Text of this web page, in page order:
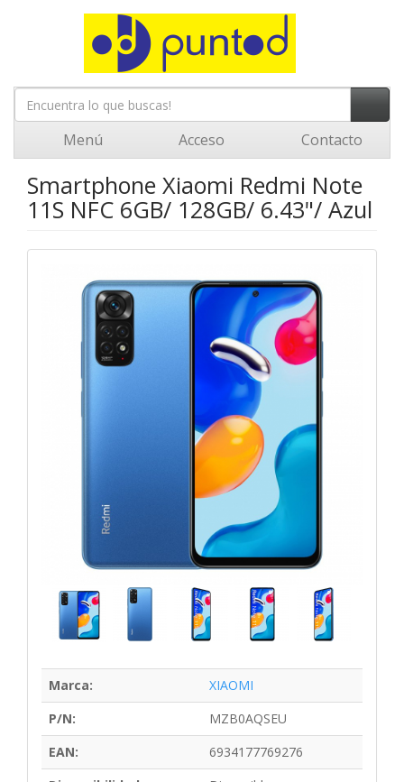
Menú Acceso Contacto
Smartphone Xiaomi Redmi Note
11S NFC 6GB/ 128GB/ 6.43"/ Azul
Marca:
XIAOMI
P/N:
MZB0AQSEU
EAN:
6934177769276